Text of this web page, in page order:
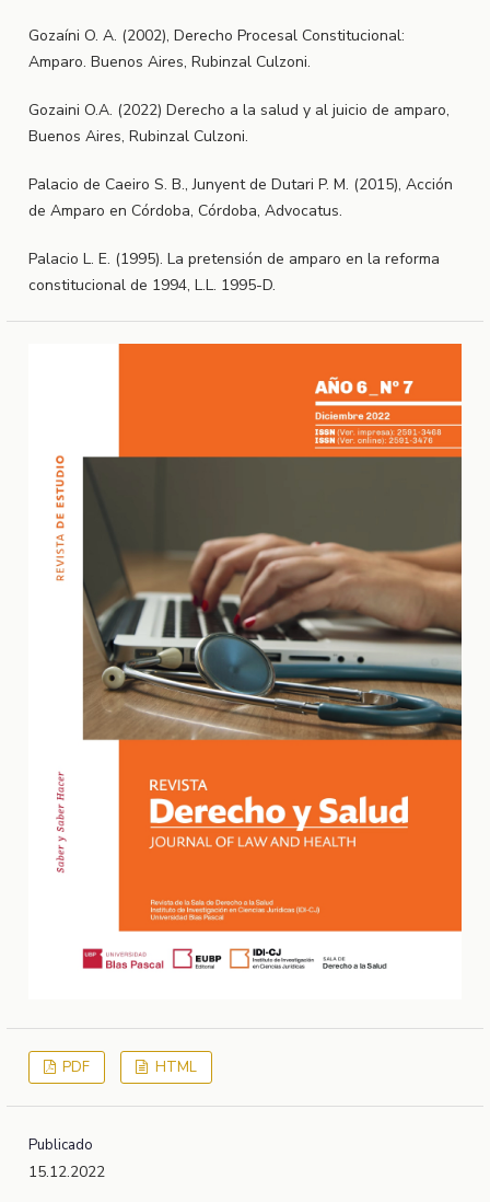
Gozaíni O. A. (2002), Derecho Procesal Constitucional:
Amparo. Buenos Aires, Rubinzal Culzoni.
Gozaini O.A. (2022) Derecho a la salud y al juicio de amparo,
Buenos Aires, Rubinzal Culzoni.
Palacio de Caeiro S. B., Junyent de Dutari P. M. (2015), Acción
de Amparo en Córdoba, Córdoba, Advocatus.
Palacio L. E. (1995). La pretensión de amparo en la reforma
constitucional de 1994, L.L. 1995-D.
PDF HTML
Publicado
15.12.2022